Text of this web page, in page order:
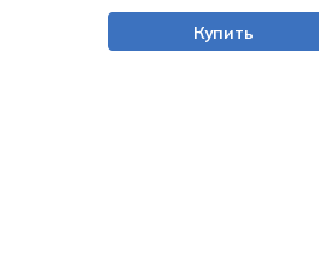
Купить